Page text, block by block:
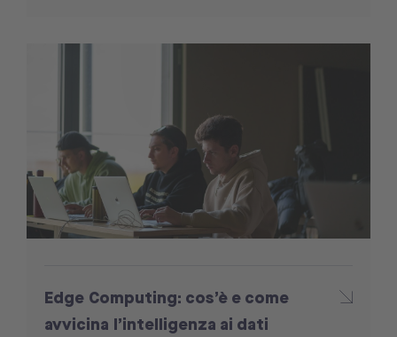
Edge Computing: cos’è e come
avvicina l’intelligenza ai dati